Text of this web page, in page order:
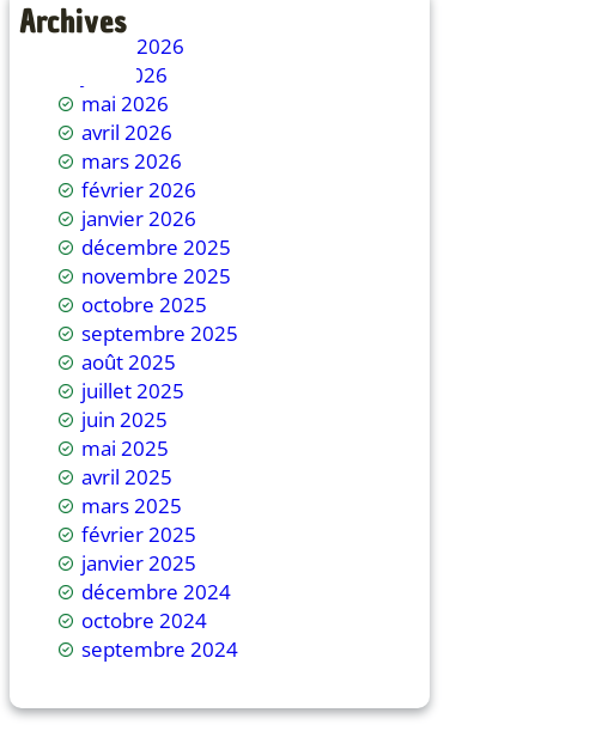
Archives
juillet 2026
juin 2026
mai 2026
avril 2026
mars 2026
février 2026
janvier 2026
décembre 2025
novembre 2025
octobre 2025
septembre 2025
août 2025
juillet 2025
juin 2025
mai 2025
avril 2025
mars 2025
février 2025
janvier 2025
décembre 2024
octobre 2024
septembre 2024